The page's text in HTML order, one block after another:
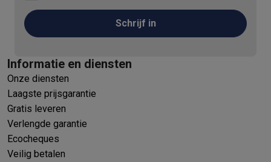
Schrijf in
Informatie en diensten
Onze diensten
Laagste prijsgarantie
Gratis leveren
Verlengde garantie
Ecocheques
Veilig betalen